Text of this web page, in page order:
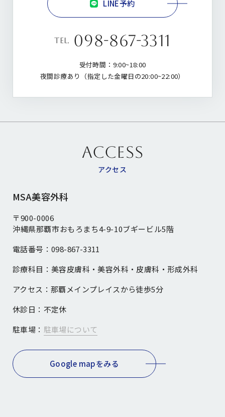
tel. 098-867-3311
受付時間：9:00~18:00
夜間診療あり（指定した金曜日の20:00~22:00）
LINE予約
ACCESS
アクセス
MSA美容外科
〒900-0006
沖縄県那覇市おもろまち4-9-10ブギービル5階
電話番号： 098-867-3311
診療科目： 美容皮膚科・美容外科・皮膚科・形成外科
アクセス： 那覇メインプレイスから徒歩5分
休診日： 不定休
駐車場： 駐車場について
Google mapをみる